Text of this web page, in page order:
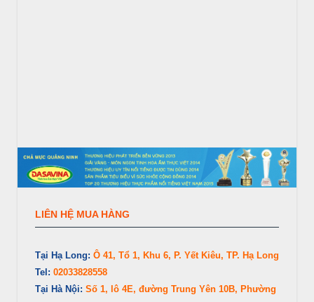
LIÊN HỆ MUA HÀNG
Tại Hạ Long: Ô 41, Tổ 1, Khu 6, P. Yết Kiêu, TP. Hạ Long
Tel: 02033828558
Tại Hà Nội: Số 1, lô 4E, đường Trung Yên 10B, Phường